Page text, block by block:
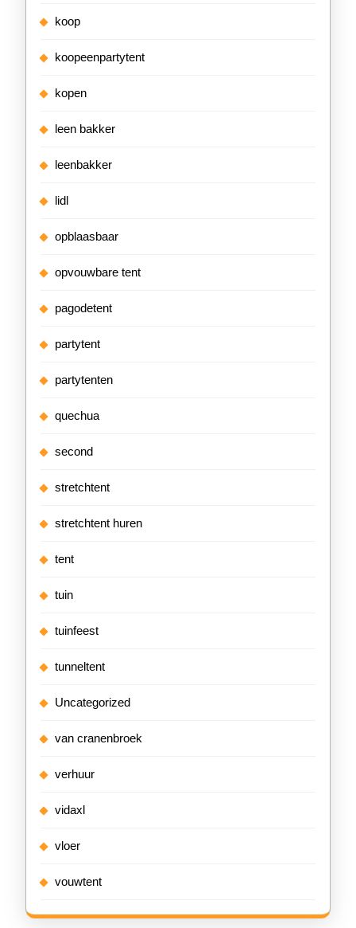
koop
koopeenpartytent
kopen
leen bakker
leenbakker
lidl
opblaasbaar
opvouwbare tent
pagodetent
partytent
partytenten
quechua
second
stretchtent
stretchtent huren
tent
tuin
tuinfeest
tunneltent
Uncategorized
van cranenbroek
verhuur
vidaxl
vloer
vouwtent